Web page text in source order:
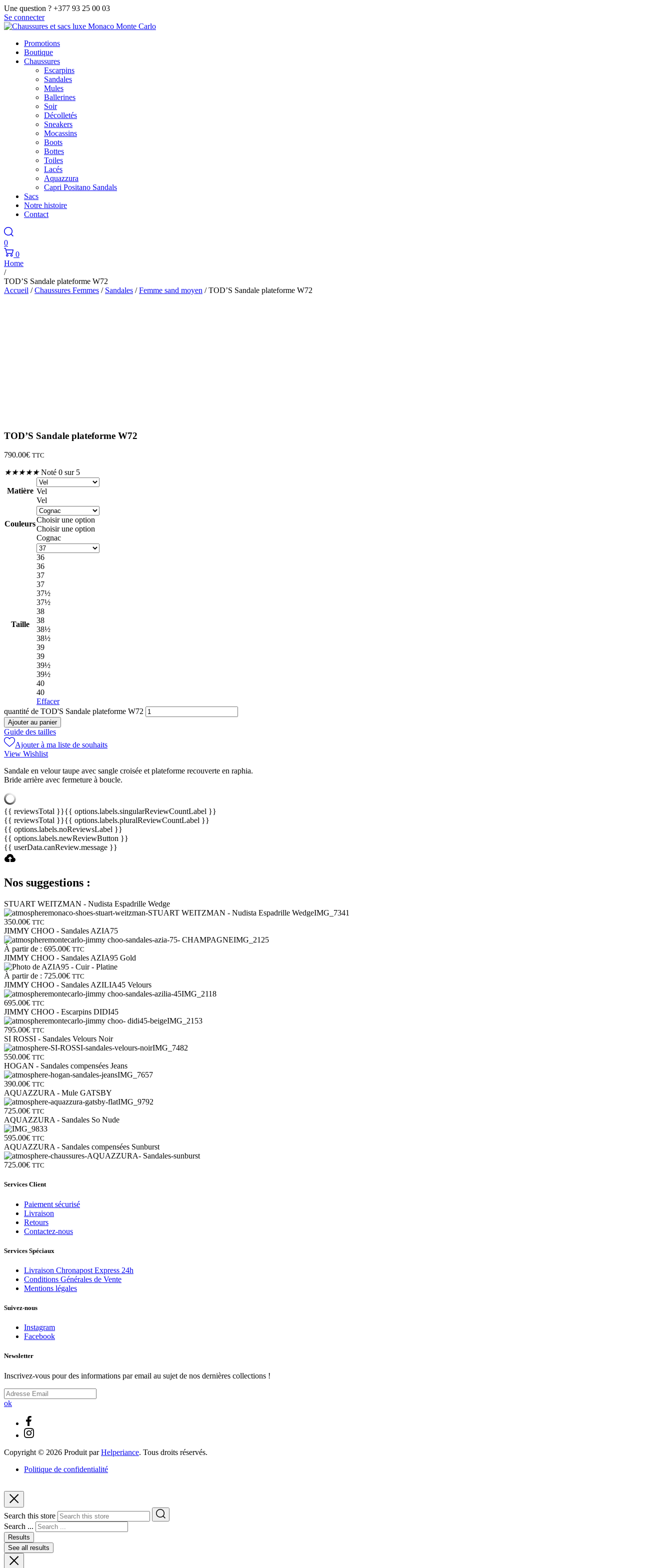
Une question ? +377 93 25 00 03
Se connecter
Promotions
Boutique
Chaussures
Escarpins
Sandales
Mules
Ballerines
Soir
Décolletés
Sneakers
Mocassins
Boots
Bottes
Toiles
Lacés
Aquazzura
Capri Positano Sandals
Sacs
Notre histoire
Contact
0
0
Home
/
TOD’S Sandale plateforme W72
Accueil /Chaussures Femmes / Sandales /Femme sand moyen / TOD’S Sandale plateforme W72
TOD’S Sandale plateforme W72
790.00€ TTC
★★★★★ Noté 0 sur 5
Matière Vel
Vel
CouleursChoisir une option
Choisir une option
Cognac
Taille
36
36
37
37
37½
37½
38
38
38½
38½
39
39
39½
39½
40
40
Effacer
quantité de TOD'S Sandale plateforme W72
Ajouter au panier
Guide des tailles
Ajouter à ma liste de souhaits
View Wishlist
Sandale en velour taupe avec sangle croisée et plateforme recouverte en raphia.
Bride arrière avec fermeture à boucle.
{{ reviewsTotal }}{{ options.labels.singularReviewCountLabel }}
{{ reviewsTotal }}{{ options.labels.pluralReviewCountLabel }}
{{ options.labels.noReviewsLabel }}
{{ options.labels.newReviewButton }}
{{ userData.canReview.message }}
Nos suggestions :
STUART WEITZMAN - Nudista Espadrille Wedge
350.00€ TTC
JIMMY CHOO - Sandales AZIA75
À partir de : 695.00€ TTC
JIMMY CHOO - Sandales AZIA95 Gold
À partir de : 725.00€ TTC
JIMMY CHOO - Sandales AZILIA45 Velours
695.00€ TTC
JIMMY CHOO - Escarpins DIDI45
795.00€ TTC
SI ROSSI - Sandales Velours Noir
550.00€ TTC
HOGAN - Sandales compensées Jeans
390.00€ TTC
AQUAZZURA - Mule GATSBY
725.00€ TTC
AQUAZZURA - Sandales So Nude
595.00€ TTC
AQUAZZURA - Sandales compensées Sunburst
725.00€ TTC
Services Client
Paiement sécurisé
Livraison
Retours
Contactez-nous
Services Spéciaux
Livraison Chronapost Express 24h
Conditions Générales de Vente
Mentions légales
Suivez-nous
Instagram
Facebook
Newsletter
Inscrivez-vous pour des informations par email au sujet de nos dernières collections !
ok
Copyright © 2026 Produit parHelperiance. Tous droits réservés.
Politique de confidentialité
Search this store
Search ...
Results
See all results